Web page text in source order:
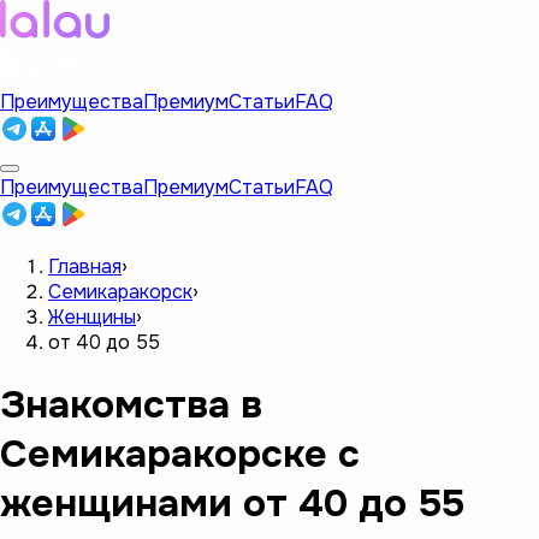
ПреимуществаПремиумСтатьиFAQ
ПреимуществаПремиумСтатьиFAQ
Главная›
Семикаракорск›
Женщины›
от 40 до 55
Знакомства в
Семикаракорске с
женщинами от 40 до 55